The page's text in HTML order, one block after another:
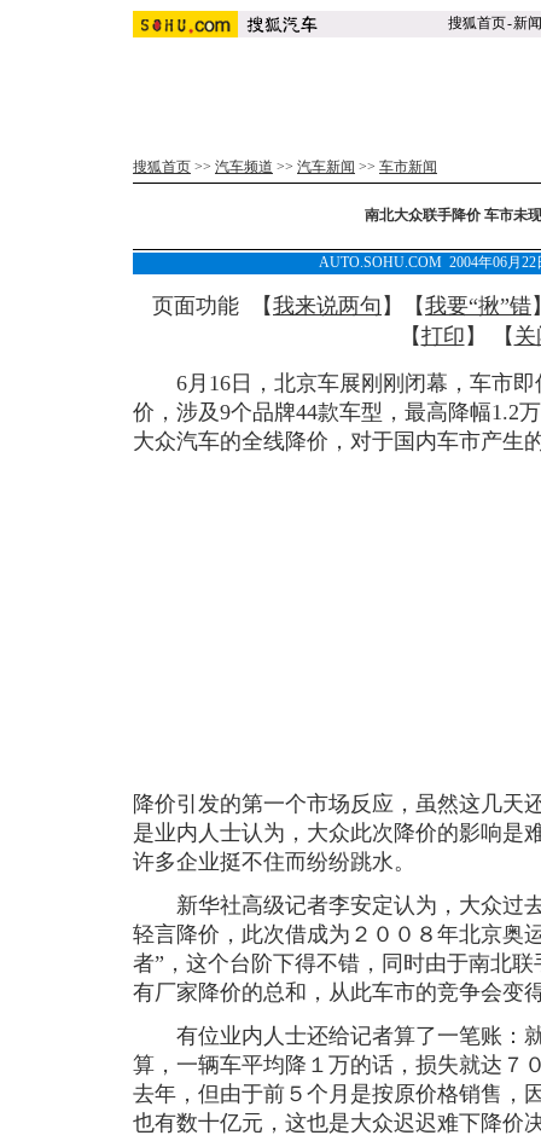
搜狐首页-新闻
搜狐首页 >> 汽车频道 >> 汽车新闻 >> 车市新闻
南北大众联手降价 车市未
AUTO.SOHU.COM 2004年06月
页面功能 【我来说两句 】【我要“揪”错
【打印 】 【 关
6月16日，北京车展刚刚闭幕，车市即
价，涉及9个品牌44款车型，最高降幅1.2
大众汽车的全线降价，对于国内车市产生
降价引发的第一个市场反应，虽然这几天
是业内人士认为，大众此次降价的影响是
许多企业挺不住而纷纷跳水。
新华社高级记者李安定认为，大众过去
轻言降价，此次借成为２００８年北京奥
者”，这个台阶下得不错，同时由于南北
有厂家降价的总和，从此车市的竞争会变
有位业内人士还给记者算了一笔账：
算，一辆车平均降１万的话，损失就达７
去年，但由于前５个月是按原价格销售，
也有数十亿元，这也是大众迟迟难下降价